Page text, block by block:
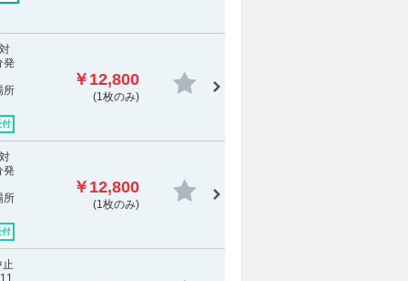
発
所
付
￥12,800
(1枚のみ)
発
所
付
￥12,800
(1枚のみ)